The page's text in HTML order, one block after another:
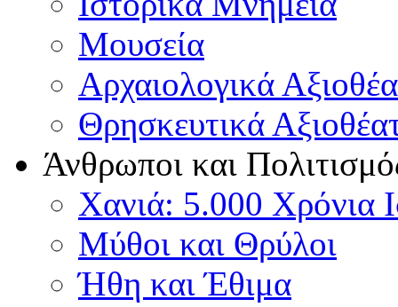
Μουσεία
Αρχαιολογικά
Θρησκευτικά
Άνθρωποι και
Χανιά: 5.000 Χρόνια
Μύθοι και Θρύλοι
Ήθη και Έθιμα